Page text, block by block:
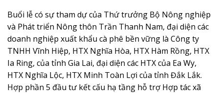
Buổi lễ có sự tham dự của Thứ trưởng Bộ Nông nghiệp
và Phát triển Nông thôn Trần Thanh Nam, đại diện các
doanh nghiệp xuất khẩu cà phê bền vững là Công ty
TNHH Vĩnh Hiệp, HTX Nghĩa Hòa, HTX Hàm Rồng, HTX
Ia Ring, của tỉnh Gia Lai, đại diện các HTX của Ea Wy,
HTX Nghĩa Lộc, HTX Minh Toàn Lợi của tỉnh Đắk Lắk.
Hợp phần 5 đầu tư kết cấu hạ tầng hỗ trợ Hợp tác xã